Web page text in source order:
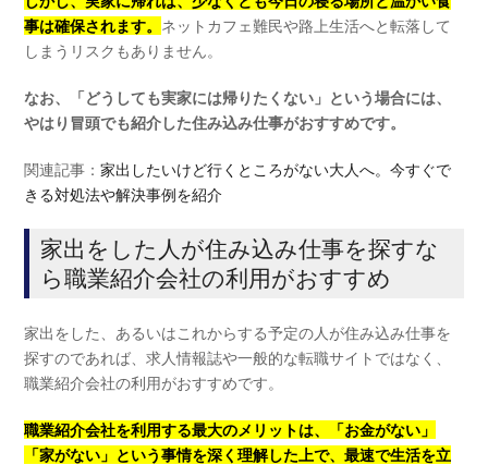
事は確保されます。 ネットカフェ難民や路上生活へと転落して
しまうリスクもありません。
なお、「どうしても実家には帰りたくない」という場合には、
やはり冒頭でも紹介した住み込み仕事がおすすめです。
関連記事：家出したいけど行くところがない大人へ。今すぐで
きる対処法や解決事例を紹介
家出をした人が住み込み仕事を探すな
ら職業紹介会社の利用がおすすめ
家出をした、あるいはこれからする予定の人が住み込み仕事を
探すのであれば、求人情報誌や一般的な転職サイトではなく、
職業紹介会社の利用がおすすめです。
職業紹介会社を利用する最大のメリットは、「お金がない」
「家がない」という事情を深く理解した上で、最速で生活を立